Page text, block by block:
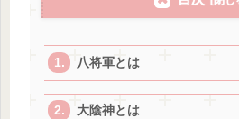
八将軍とは
大陰神とは